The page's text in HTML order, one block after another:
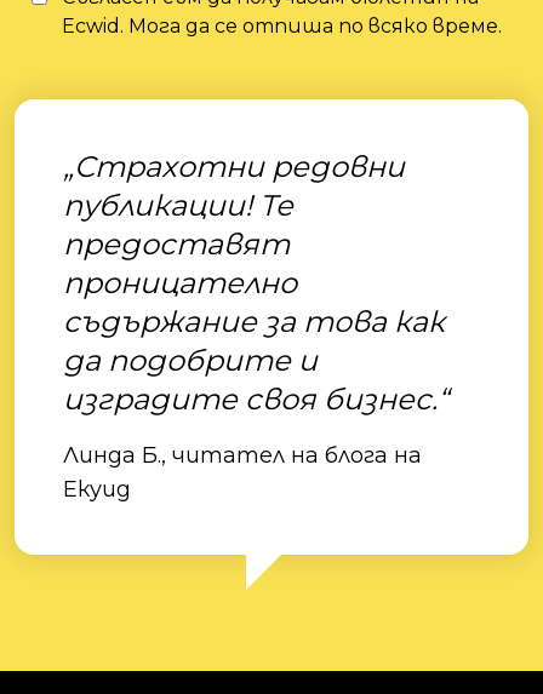
Ecwid. Мога да се отпиша по всяко време.
„Страхотни редовни
публикации! Те
предоставят
проницателно
съдържание за това как
да подобрите и
изградите своя бизнес.“
Линда Б., читател на блога на
Екуид